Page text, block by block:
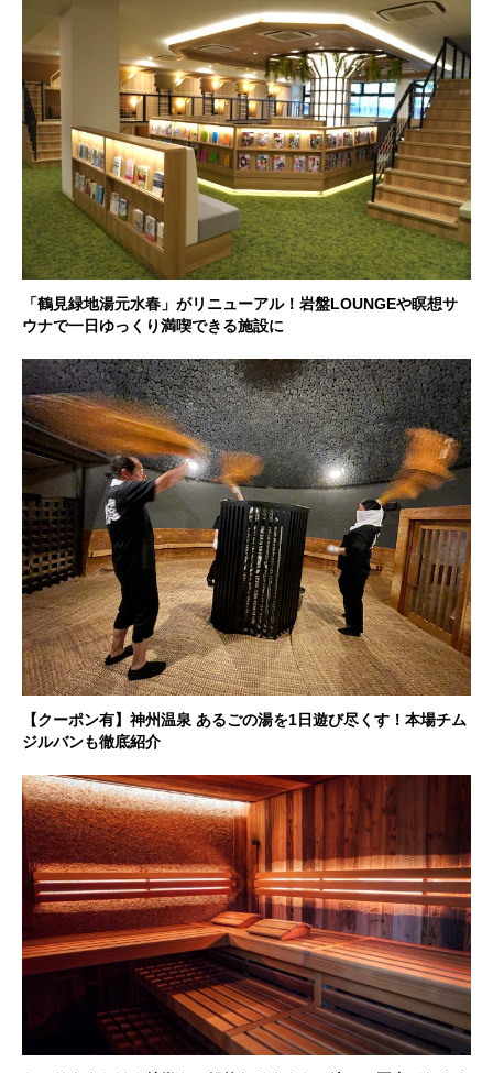
「鶴見緑地湯元水春」がリニューアル！岩盤LOUNGEや瞑想サ
ウナで一日ゆっくり満喫できる施設に
【クーポン有】神州温泉 あるごの湯を1日遊び尽くす！本場チム
ジルバンも徹底紹介